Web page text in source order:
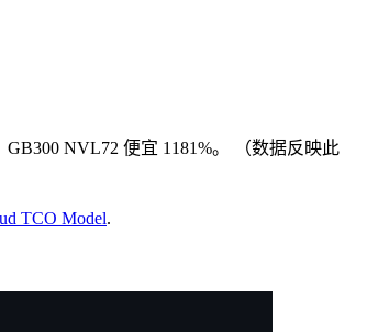
NVL72 便宜 1181%。
（数据反映此
TCO Model.